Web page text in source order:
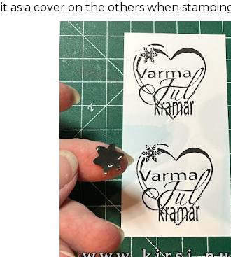
it as a cover on the others when